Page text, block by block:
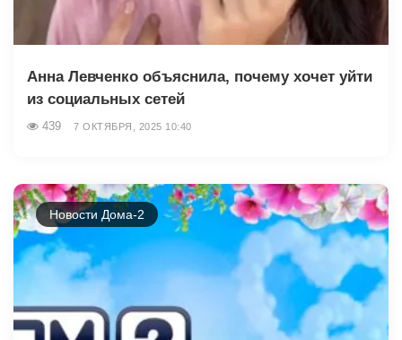
Анна Левченко объяснила, почему хочет уйти
из социальных сетей
439 7 ОКТЯБРЯ, 2025 10:40
Новости Дома-2